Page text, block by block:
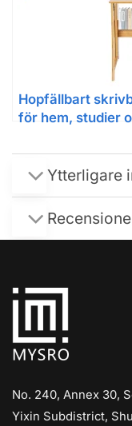
Hopfällbart
för hem, studier
Ytterligare
No. 240, Annex 30,
Yixin Subdistrict,